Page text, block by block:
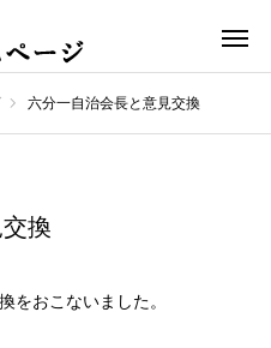
六分一自治会長と意見交換
換
をおこないました。